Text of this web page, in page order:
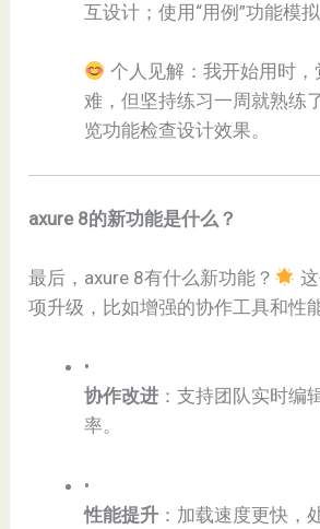
互设计；使用“用例”功能模拟
个人见解：我开始用时
难，但坚持练习一周就熟练
览功能检查设计效果。
​axure 8的新功能是什么？​
最后，axure 8有什么新功能？
项升级，比如增强的协作工具和性
•
​协作改进​ ：支持团队实时编
率。
•
​性能提升​ ：加载速度更快，